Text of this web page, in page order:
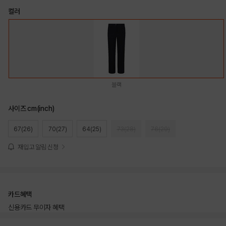
컬러
블랙
사이즈 cm(inch)
67(26) 70(27) 64(25)
재입고 알림 신청
카드혜택
신용카드 무이자 혜택